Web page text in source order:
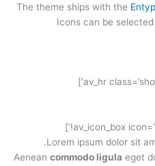
The theme ships with the
Icons can be
Lorem ipsum dolor sit
Aenean commodo ligula eget